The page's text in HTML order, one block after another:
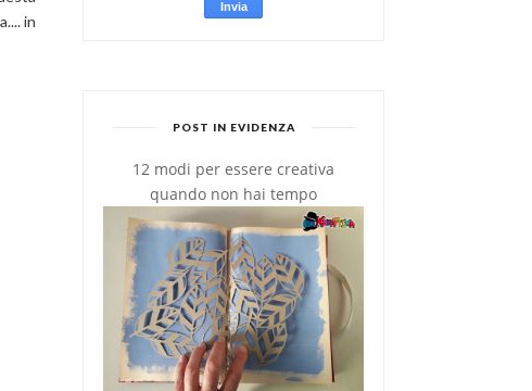
in
POST IN EVIDENZA
12 modi per essere creativa
quando non hai tempo